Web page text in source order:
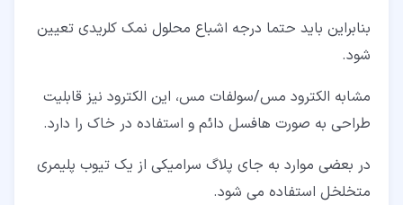
بنابراین باید حتما درجه اشباع محلول نمک کلریدی تعیین
شود.
مشابه الکترود مس/سولفات مس، این الکترود نیز قابلیت
طراحی به صورت هافسل دائم و استفاده در خاک را دارد.
در بعضی موارد به جای پلاگ سرامیکی از یک تیوب پلیمری
متخلخل استفاده می شود.